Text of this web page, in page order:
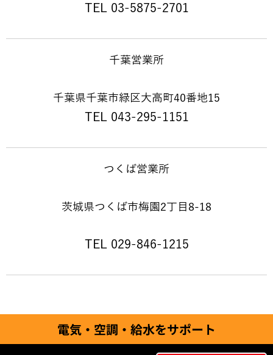
電気・空調・給水をサポート
TEL 03-5875-2701
千葉営業所
千葉県千葉市緑区大高町40番地15
TEL 043-295-1151
つくば営業所
茨城県つくば市梅園2丁目8-18
TEL 029-846-1215
© 2026 FIDES Inc.